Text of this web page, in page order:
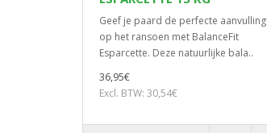
Geef je paard de perfecte aanvulling
op het ransoen met BalanceFit
Esparcette. Deze natuurlijke bala..
36,95€
Excl. BTW: 30,54€